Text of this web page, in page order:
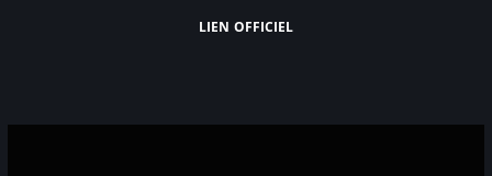
lien officiel